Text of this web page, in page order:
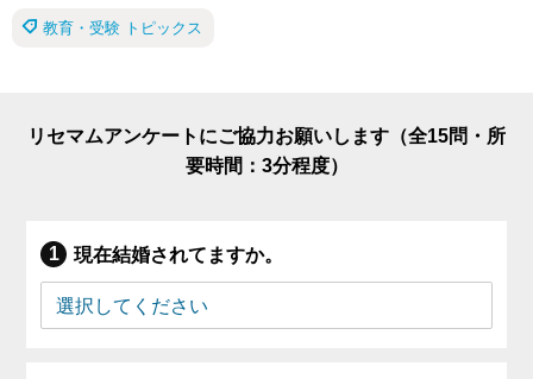
教育・受験 トピックス
リセマムアンケートにご協力お願いします（全15問・所
要時間：3分程度）
現在結婚されてますか。